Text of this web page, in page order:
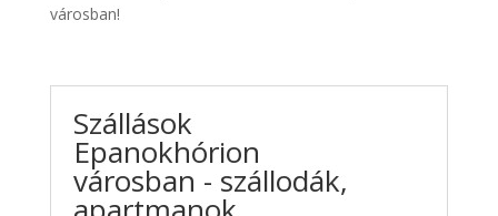
városban!
Szállások
Epanokhórion
városban - szállodák,